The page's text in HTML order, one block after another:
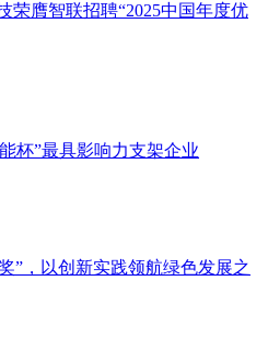
荣膺智联招聘“2025中国年度优
杯”最具影响力支架企业
”，以创新实践领航绿色发展之